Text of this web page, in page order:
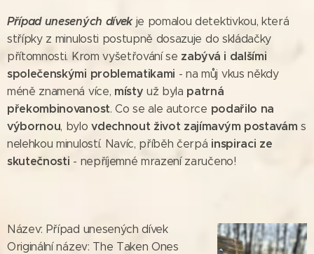
Případ unesených dívekje pomalou detektivkou, která
střípky z minulosti postupně dosazuje do skládačky
přítomnosti. Krom vyšetřování se zabývá i dalšími
společenskými problematikami - na můj vkus někdy
méně znamená více, místy už byla patrná
překombinovanost. Co se ale autorce podařilo na
výbornou, bylovdechnout život zajímavým postavám s
nelehkou minulostí. Navíc, příběh čerpá inspiraci ze
skutečnosti - nepříjemné mrazení zaručeno!
Název: Případ unesených dívek
Originální název: The Taken Ones